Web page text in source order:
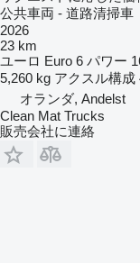
公共車両 - 道路清掃車
2026
23 km
ユーロ Euro 6 パワー
5,260 kg アクスル構成
オランダ, Andelst
Clean Mat Trucks
販売会社に連絡